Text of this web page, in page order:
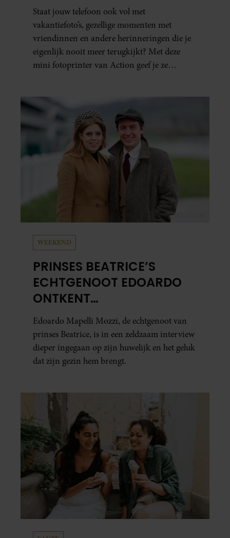
FAVORIETE FOTO’S BINNEN
ÉÉN MINUUT IN HANDEN
Staat jouw telefoon ook vol met
vakantiefoto’s, gezellige momenten met
vriendinnen en andere herinneringen die je
eigenlijk nooit meer terugkijkt? Met deze
mini fotoprinter van Action geef je ze
al in handen.
WEEKEND
PRINSES BEATRICE’S
ECHTGENOOT EDOARDO
ONTKENT
HUWELIJKSPROBLEMEN
Edoardo Mapelli Mozzi, de echtgenoot van
prinses Beatrice, is in een zeldzaam interview
dieper ingegaan op zijn huwelijk en het geluk
dat zijn gezin hem brengt.